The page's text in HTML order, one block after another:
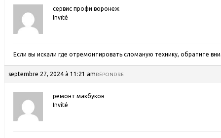
сервис профи воронеж
Invité
Если вы искали где отремонтировать сломаную технику, обратите
septembre 27, 2024 à 11:21 amRÉPONDRE
ремонт макбуков
Invité